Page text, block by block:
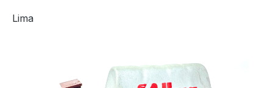
Lima